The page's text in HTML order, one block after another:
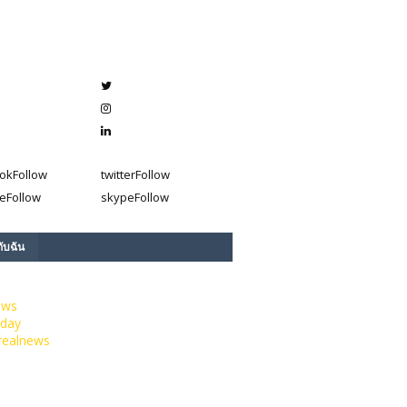
Follow twitterFollow
Follow skypeFollow
บฉัน